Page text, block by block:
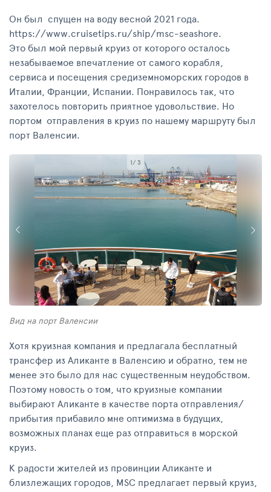
Он был спущен на воду весной 2021 года.
https://www.cruisetips.ru/ship/msc-seashore.
Это был мой первый круиз от которого осталось
незабываемое впечатление от самого корабля,
сервиса и посещения средиземноморских городов в
Италии, Франции, Испании. Понравилось так, что
захотелось повторить приятное удовольствие. Но
портом отправления в круиз по нашему маршруту был
порт Валенсии.
1/ 3
Вид на порт Валенсии
Xотя круизная компания и предлагала бесплатный
трансфер из Аликанте в Валенсию и обратно, тем не
менее это было для нас существенным неудобством.
Поэтому новость о том, что круизные компании
выбирают Аликанте в качестве порта отправления/
прибытия прибавило мне оптимизма в будущих,
возможных планах еще раз отправиться в морской
круиз.
К радости жителей из провинции Аликанте и
близлежащих городов, MSC предлагает первый круиз,